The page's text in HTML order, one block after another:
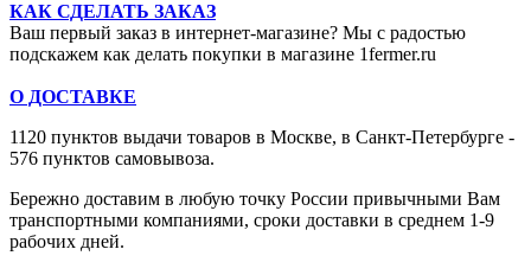
КАК СДЕЛАТЬ ЗАКАЗ
Ваш первый заказ в интернет-магазине? Мы с радостью
подскажем как делать покупки в магазине 1fermer.ru
О ДОСТАВКЕ
1120 пунктов выдачи товаров в Москве, в Санкт-Петербурге -
576 пунктов самовывоза.
Бережно доставим в любую точку России привычными Вам
транспортными компаниями, сроки доставки в среднем 1-9
рабочих дней.